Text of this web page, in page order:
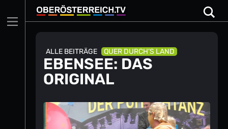
content
ALLE BEITRÄGE QUER DURCH’S LAND
EBENSEE: DAS
ORIGINAL